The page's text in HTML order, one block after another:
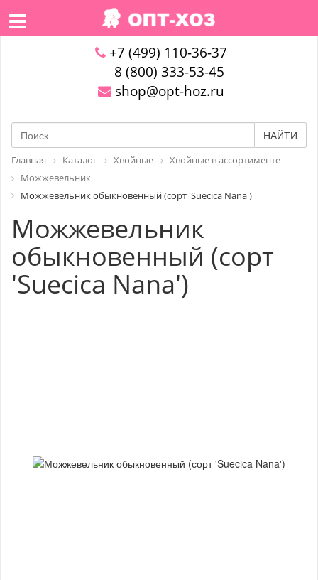
+7 (499) 110-36-37
8 (800) 333-53-45
shop@opt-hoz.ru
НАЙТИ
Главная Каталог Хвойные
Хвойные в ассортименте
Можжевельник
Можжевельник обыкновенный (сорт 'Suecica Nana')
Можжевельник
обыкновенный (сорт
'Suecica Nana')